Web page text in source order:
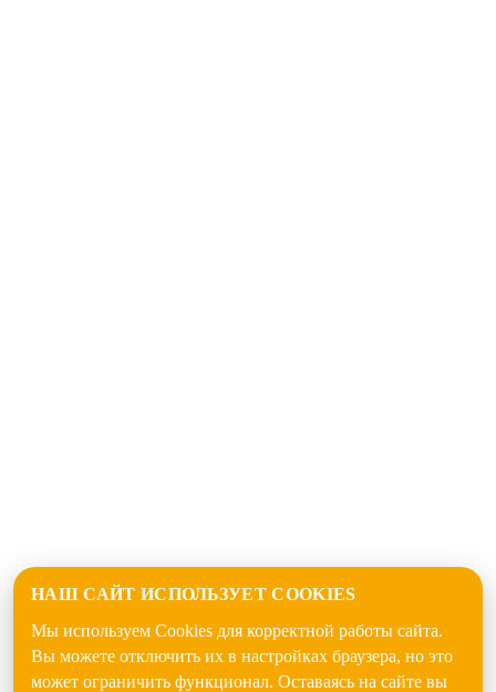
НАШ САЙТ ИСПОЛЬЗУЕТ COOKIES
Мы используем Cookies для корректной работы сайта.
Вы можете отключить их в настройках браузера, но это
может ограничить функционал. Оставаясь на сайте вы